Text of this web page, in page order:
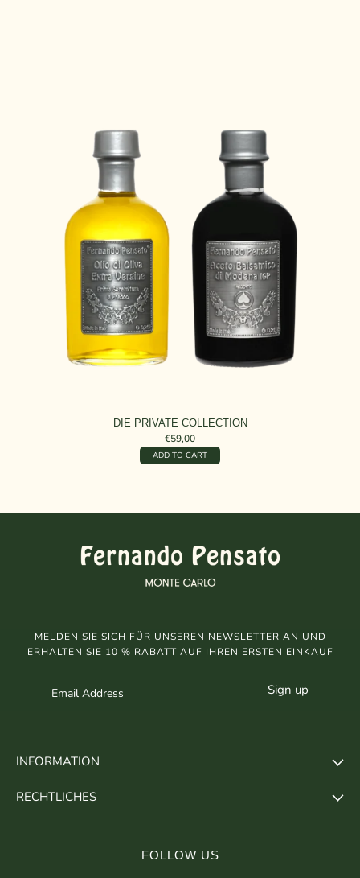
DIE PRIVATE COLLECTION
€59,00
ADD TO CART
INFORMATION
RECHTLICHES
MELDEN SIE SICH FÜR UNSEREN NEWSLETTER AN UND
ERHALTEN SIE 10 % RABATT AUF IHREN ERSTEN EINKAUF
Sign up
FOLLOW US